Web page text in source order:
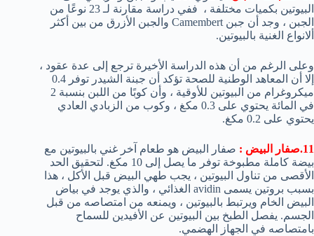
البيوتين بكميات مختلفة ، ففي دراسة مقارنة لـ 23 نوعًا من
الجبن ، وجد أن جبن Camembert والجبن الأزرق من بين أكثر
ألانواع الغنية بالبيوتين.
وعلى الرغم من أن هذه الدراسة الأخيرة ترجع إلى عدة عقود ،
إلا أن المعاهد الوطنية للصحة تؤكد أن جبنة الشيدر توفر 0.4
ميكروغرام من البيوتين للأوقية ، وأن كوبًا من اللبن بنسبة 2
في المائة يحتوي على 0.3 مكغ ، وكوب من الزبادي العادي
يحتوي على 0.2 مكغ.
11. صفار البيض : صفار البيض هو طعام آخر غني بالبيوتين مع
بيضة كاملة مطبوخة توفر ما يصل إلى 10 مكغ. لتحقيق الحد
الأقصى من تناول البيوتين ، يجب طهي البيض قبل الأكل ، هذا
بسبب بروتين يسمى avidin الغذائي ، والذي يوجد في بياض
البيض الخام ويرتبط بالبيوتين ، ويمنعه من امتصاصه من قبل
الجسم. يفصل الطبخ بين البيوتين عن الأفيدين للسماح
بامتصاصه في الجهاز الهضمي.